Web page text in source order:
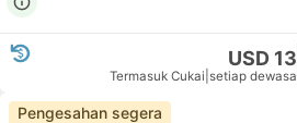
USD 13
Termasuk Cukai setiap dewasa
Pengesahan segera